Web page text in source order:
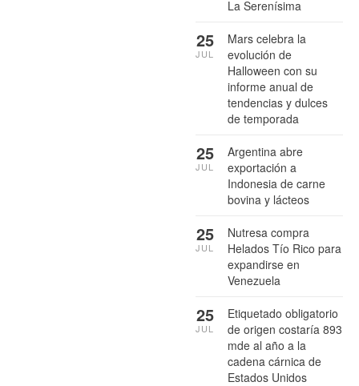
La Serenísima
Mars celebra la
evolución de
Halloween con su
informe anual de
tendencias y dulces
de temporada
25
JUL
Argentina abre
exportación a
Indonesia de carne
bovina y lácteos
25
JUL
Nutresa compra
Helados Tío Rico para
expandirse en
Venezuela
25
JUL
Etiquetado obligatorio
de origen costaría 893
mde al año a la
cadena cárnica de
Estados Unidos
25
JUL